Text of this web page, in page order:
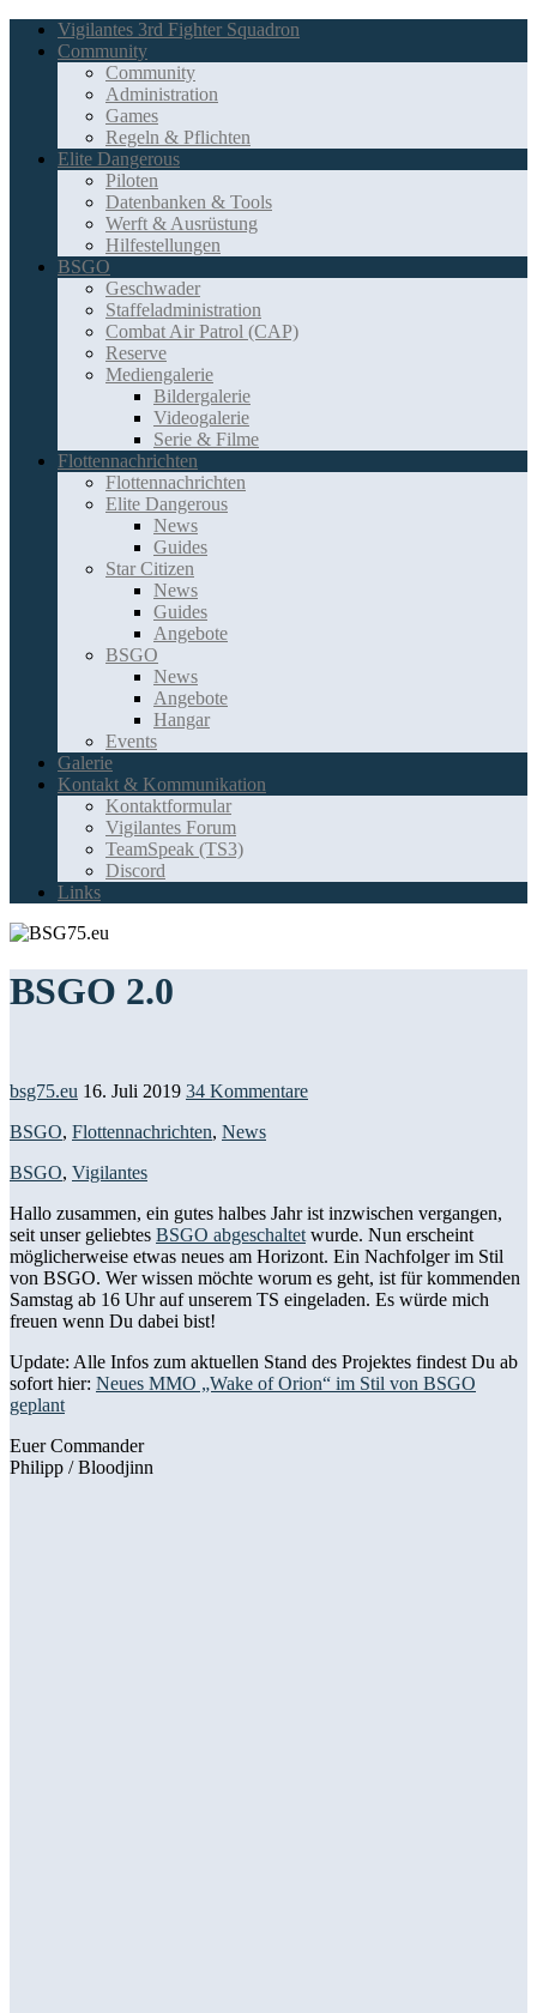
Vigilantes 3rd Fighter Squadron
Community
Community
Administration
Games
Regeln & Pflichten
Elite Dangerous
Piloten
Datenbanken & Tools
Werft & Ausrüstung
Hilfestellungen
BSGO
Geschwader
Staffeladministration
Combat Air Patrol (CAP)
Reserve
Mediengalerie
Bildergalerie
Videogalerie
Serie & Filme
Flottennachrichten
Flottennachrichten
Elite Dangerous
News
Guides
Star Citizen
News
Guides
Angebote
BSGO
News
Angebote
Hangar
Events
Galerie
Kontakt & Kommunikation
Kontaktformular
Vigilantes Forum
TeamSpeak (TS3)
Discord
Links
BSGO 2.0
bsg75.eu 16. Juli 2019 34 Kommentare
BSGO, Flottennachrichten, News
BSGO, Vigilantes
Hallo zusammen, ein gutes halbes Jahr ist inzwischen vergangen,
seit unser geliebtes BSGO abgeschaltet wurde. Nun erscheint
möglicherweise etwas neues am Horizont. Ein Nachfolger im Stil
von BSGO. Wer wissen möchte worum es geht, ist für kommenden
Samstag ab 16 Uhr auf unserem TS eingeladen. Es würde mich
freuen wenn Du dabei bist!
Update: Alle Infos zum aktuellen Stand des Projektes findest Du ab
sofort hier: Neues MMO „Wake of Orion“ im Stil von BSGO
geplant
Euer Commander
Philipp / Bloodjinn